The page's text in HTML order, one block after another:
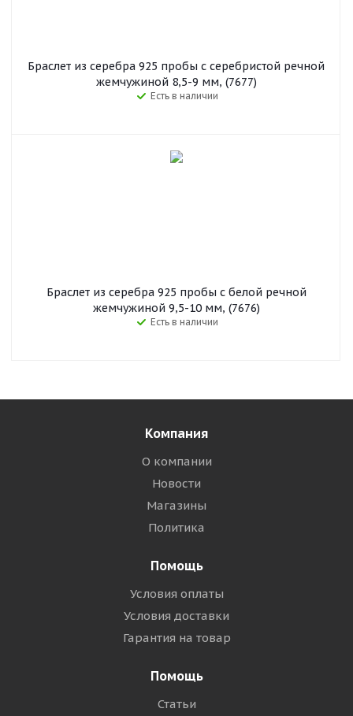
Браслет из серебра 925 пробы с серебристой речной
жемчужиной 8,5-9 мм, (7677)
Есть в наличии
Браслет из серебра 925 пробы с белой речной
жемчужиной 9,5-10 мм, (7676)
Есть в наличии
Компания
О компании
Новости
Магазины
Политика
Помощь
Условия оплаты
Условия доставки
Гарантия на товар
Помощь
Статьи